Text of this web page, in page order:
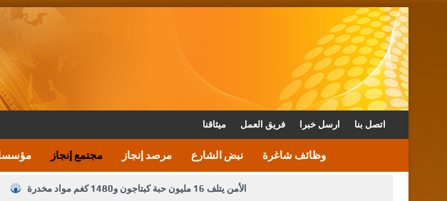
ميثاقنا فريق العمل ارسل خبرا اتصل بنا
مجتمع إنجاز مرصد إنجاز نبض الشارع وظائف شاغرة
الأمن يتلف 16 مليون حبة كبتاجون و1480 كغم مواد مخدرة